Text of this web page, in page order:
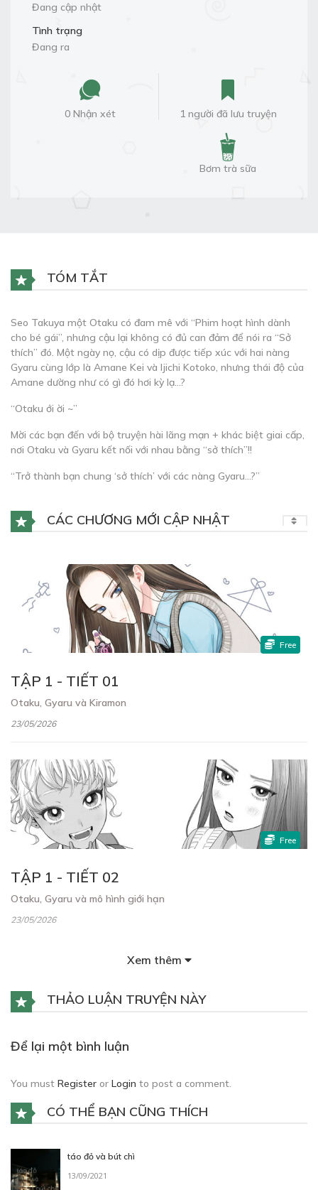
Đang cập nhật
Tình trạng
Đang ra
0 Nhận xét 1 người đã lưu truyện
Bơm trà sữa
TÓM TẮT
Seo Takuya một Otaku có đam mê với “Phim hoạt hình dành
cho bé gái”, nhưng cậu lại không có đủ can đảm để nói ra “Sở
thích” đó. Một ngày nọ, cậu có dịp được tiếp xúc với hai nàng
Gyaru cùng lớp là Amane Kei và Ijichi Kotoko, nhưng thái độ của
Amane dường như có gì đó hơi kỳ lạ…?
“Otaku ới ời ~”
Mời các bạn đến với bộ truyện hài lãng mạn + khác biệt giai cấp,
nơi Otaku và Gyaru kết nối với nhau bằng “sở thích”!!
“Trở thành bạn chung ‘sở thích’ với các nàng Gyaru…?”
CÁC CHƯƠNG MỚI CẬP NHẬT
TẬP 1 - TIẾT 01
Otaku, Gyaru và Kiramon
23/05/2026
Free
TẬP 1 - TIẾT 02
Otaku, Gyaru và mô hình giới hạn
23/05/2026
Free
23/05/2026
Xem thêm
THẢO LUẬN TRUYỆN NÀY
Để lại một bình luận
You must Register or Login to post a comment.
CÓ THỂ BẠN CŨNG THÍCH
táo đỏ và bút chì
13/09/2021